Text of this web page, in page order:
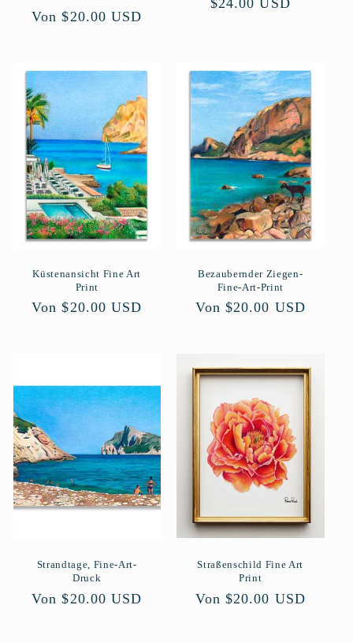
Normaler
Von $20.00 USD
Küstenansicht Fine Art
Print
Normaler
Von $20.00 USD
Bezaubernder Ziegen-
Fine-Art-Print
Normaler
Von $20.00 USD
Strandtage, Fine-Art-
Druck
Normaler
Von $20.00 USD
Straßenschild Fine Art
Print
Normaler
Von $20.00 USD